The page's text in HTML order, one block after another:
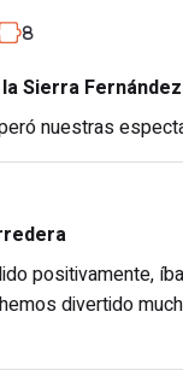
8
Sierra Fernández
nuestras
positivamente,
divertido